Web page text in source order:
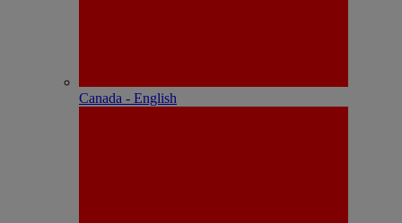
Canada - English